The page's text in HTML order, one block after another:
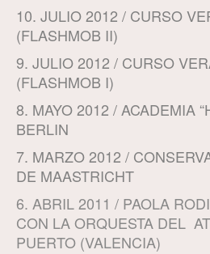
10. JULIO 2012 / CURSO
(FLASHMOB II)
9. JULIO 2012 / CURSO
(FLASHMOB I)
8. MAYO 2012 / ACADEMIA
BERLIN
7. MARZO 2012 /
DE MAASTRICHT
6. ABRIL 2011 / PAOLA
CON LA ORQUESTA DEL
PUERTO (VALENCIA)